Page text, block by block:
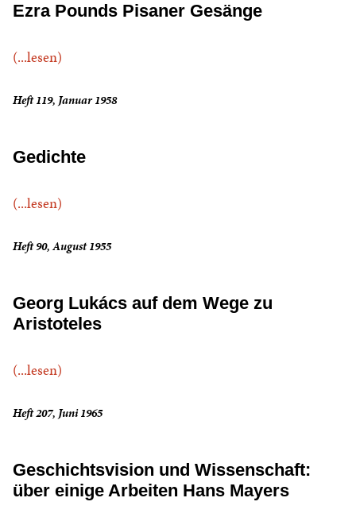
Ezra Pounds Pisaner Gesänge
(...lesen)
Heft 119, Januar 1958
Gedichte
(...lesen)
Heft 90, August 1955
Georg Lukács auf dem Wege zu
Aristoteles
(...lesen)
Heft 207, Juni 1965
Geschichtsvision und Wissenschaft:
über einige Arbeiten Hans Mayers